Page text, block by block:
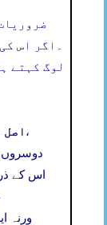
اگر اس
لوگ کہتے
،
دوسروں
اس کے
ورنہ